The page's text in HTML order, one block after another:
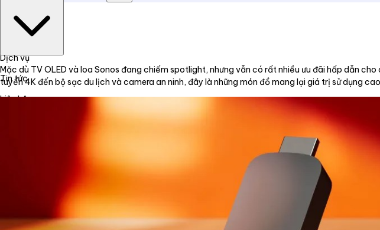
Trang chủ
Về chúng tôi
Dịch vụ
Tin tức
Liên hệ
Mặc dù TV OLED và loa Sonos đang chiếm spotlight, nhưng vẫn có rất nhiều ưu đãi hấp dẫn
tuyến 4K đến bộ sạc du lịch và camera an ninh, đây là những món đồ mang lại giá trị sử dụng